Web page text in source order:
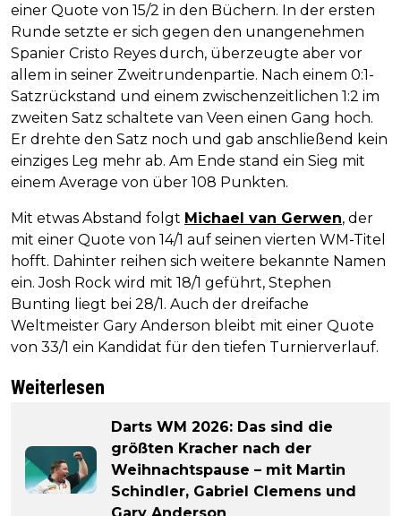
einer Quote von 15/2 in den Büchern. In der ersten
Runde setzte er sich gegen den unangenehmen
Spanier Cristo Reyes durch, überzeugte aber vor
allem in seiner Zweitrundenpartie. Nach einem 0:1-
Satzrückstand und einem zwischenzeitlichen 1:2 im
zweiten Satz schaltete van Veen einen Gang hoch.
Er drehte den Satz noch und gab anschließend kein
einziges Leg mehr ab. Am Ende stand ein Sieg mit
einem Average von über 108 Punkten.
Mit etwas Abstand folgt Michael van Gerwen, der
mit einer Quote von 14/1 auf seinen vierten WM-Titel
hofft. Dahinter reihen sich weitere bekannte Namen
ein. Josh Rock wird mit 18/1 geführt, Stephen
Bunting liegt bei 28/1. Auch der dreifache
Weltmeister Gary Anderson bleibt mit einer Quote
von 33/1 ein Kandidat für den tiefen Turnierverlauf.
Weiterlesen
Darts WM 2026: Das sind die
größten Kracher nach der
Weihnachtspause – mit Martin
Schindler, Gabriel Clemens und
Gary Anderson